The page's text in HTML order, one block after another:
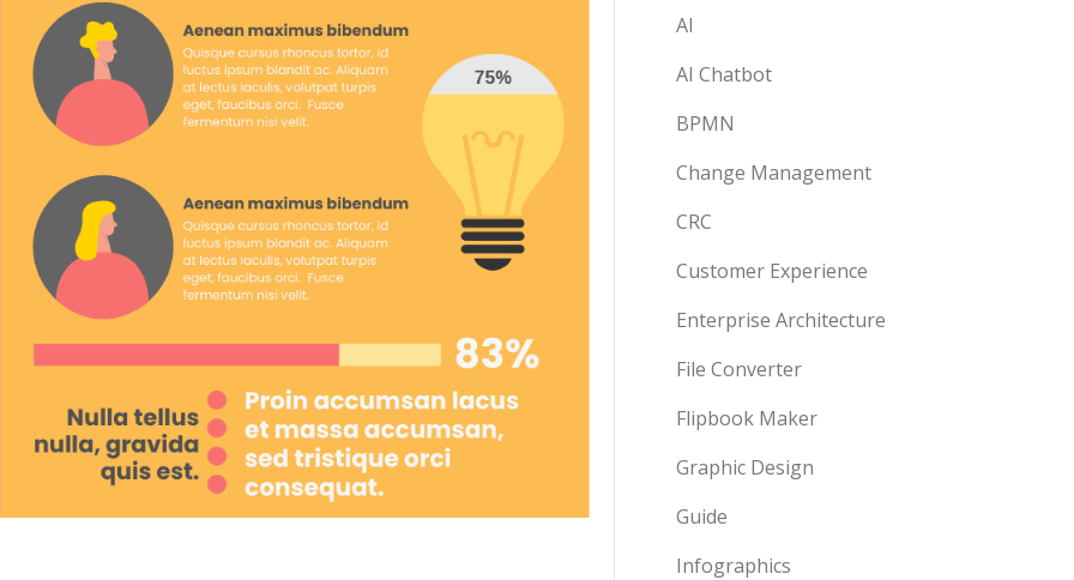
AI
AI Chatbot
BPMN
Change Management
CRC
Customer Experience
Enterprise Architecture
File Converter
Flipbook Maker
Graphic Design
Guide
Infographics